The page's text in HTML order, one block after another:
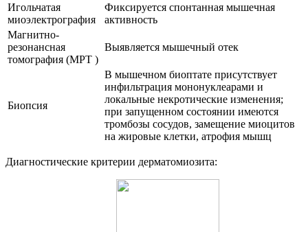
Игольчатая
миоэлектрография
Фиксируется спонтанная мышечная
активность
Магнитно-
резонансная
томография (МРТ )
Выявляется мышечный отек
Биопсия
В мышечном биоптате присутствует
инфильтрация мононуклеарами и
локальные некротические изменения;
при запущенном состоянии имеются
тромбозы сосудов, замещение миоцитов
на жировые клетки, атрофия мышц
Диагностические критерии дерматомиозита: